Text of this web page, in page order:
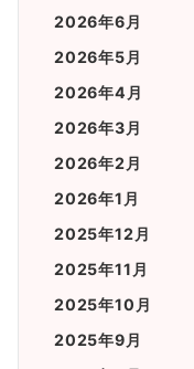
2026年6月
2026年5月
2026年4月
2026年3月
2026年2月
2026年1月
2025年12月
2025年11月
2025年10月
2025年9月